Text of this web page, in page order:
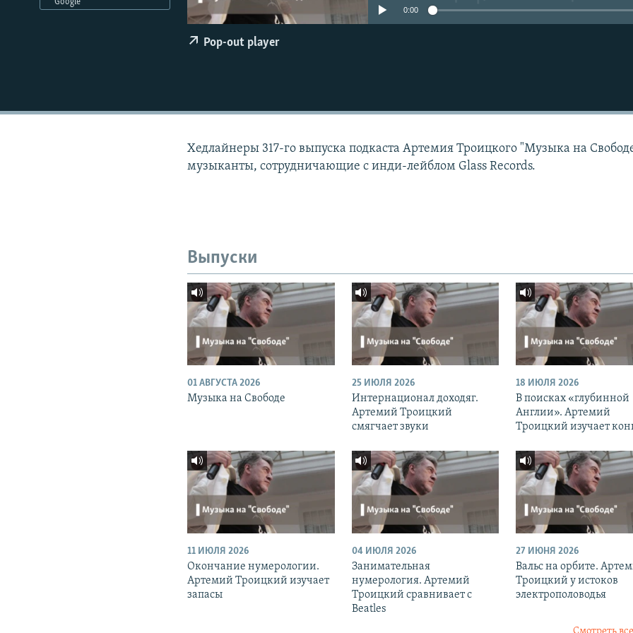
0:00
Pop-out player
Хедлайнеры 317-го выпуска подкаста Артемия Троицкого "Музыка на
музыканты, сотрудничающие с инди-лейблом Glass Records.
Выпуски
01 АВГУСТА 2026
Музыка на Свободе
25 ИЮЛЯ 2026
Интернационал доходяг.
Артемий Троицкий
смягчает звуки
18 ИЮЛЯ 2026
В поисках «глубинной
Англии». Артемий
Троицкий изучает
11 ИЮЛЯ 2026
Окончание нумерологии.
Артемий Троицкий изучает
запасы
04 ИЮЛЯ 2026
Занимательная
нумерология. Артемий
Троицкий сравнивает с
Beatles
27 ИЮНЯ 2026
Вальс на орбите.
Троицкий у истоков
электрополоводья